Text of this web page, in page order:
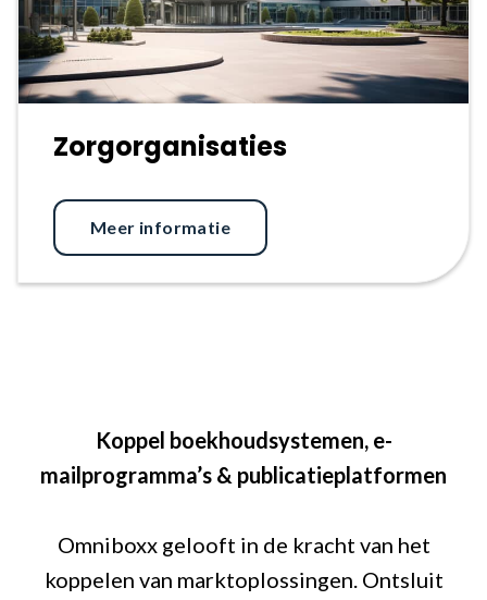
Zorgorganisaties
Meer informatie
Koppel boekhoudsystemen, e-
mailprogramma’s & publicatieplatformen
Omniboxx gelooft in de kracht van het
koppelen van marktoplossingen. Ontsluit